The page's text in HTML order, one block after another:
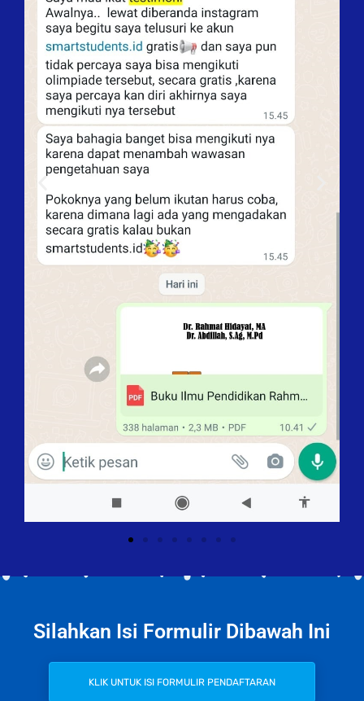
Silahkan Isi Formulir Dibawah Ini
KLIK UNTUK ISI FORMULIR PENDAFTARAN